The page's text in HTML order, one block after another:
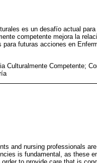
es un desafío actual
competente mejora la
futuras acciones en
Culturalmente Competente;
and nursing professionals
is fundamental, as these